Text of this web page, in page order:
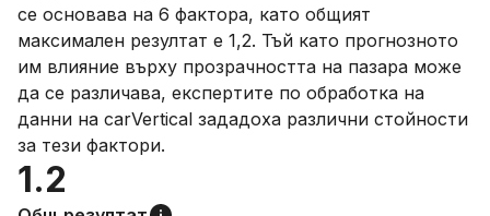
се основава на 6 фактора, като общият
максимален резултат е 1,2. Тъй като прогнозното
им влияние върху прозрачността на пазара може
да се различава, експертите по обработка на
данни на carVertical зададоха различни стойности
за тези фактори.
1.2